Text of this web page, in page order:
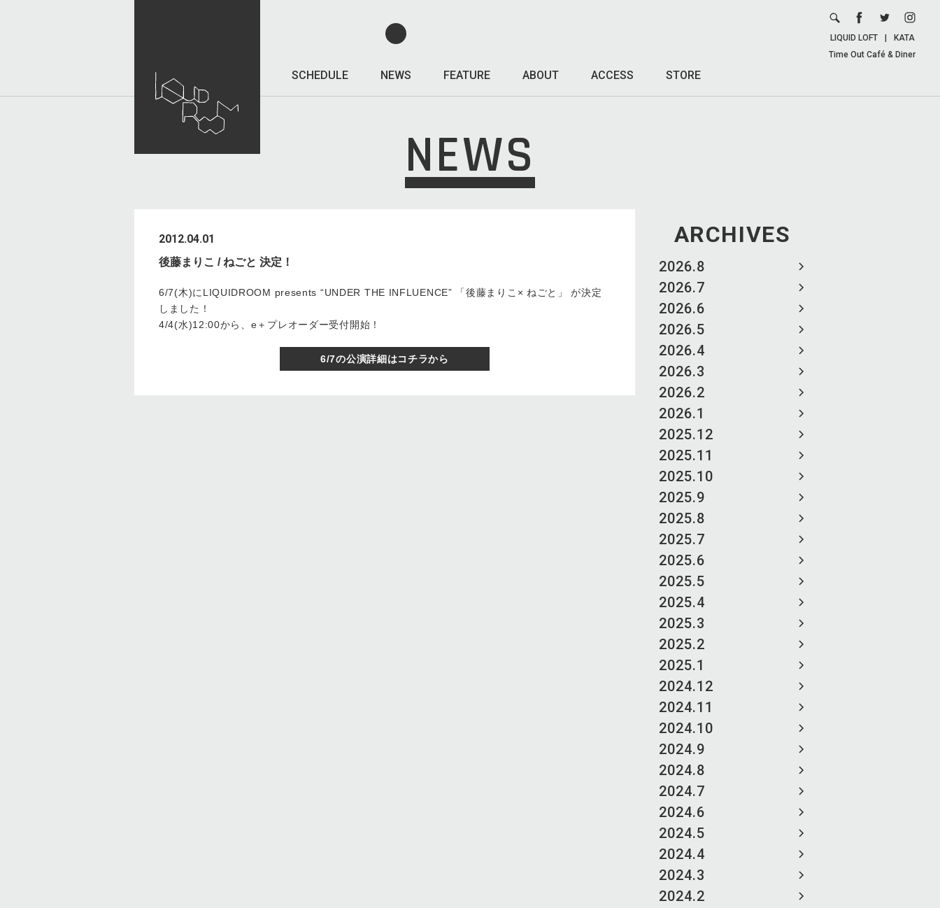
SCHEDULE NEWS FEATURE ABOUT ACCESS STORE
LIQUID LOFT
KATA
Time Out Café & Diner
NEWS
ARCHIVES
2026.8
2026.7
2026.6
2026.5
2026.4
2026.3
2026.2
2026.1
2025.12
2025.11
2025.10
2025.9
2025.8
2025.7
2025.6
2025.5
2025.4
2025.3
2025.2
2025.1
2024.12
2024.11
2024.10
2024.9
2024.8
2024.7
2024.6
2024.5
2024.4
2024.3
2024.2
2012.04.01
後藤まりこ / ねごと 決定！
6/7(木)にLIQUIDROOM presents “UNDER THE INFLUENCE” 「後藤まりこ× ねごと」 が決定
しました！
4/4(水)12:00から、e＋プレオーダー受付開始！
6/7の公演詳細はコチラから